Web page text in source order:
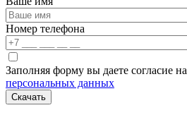
Номер телефона
Заполняя форму вы даете согласие на
персональных данных